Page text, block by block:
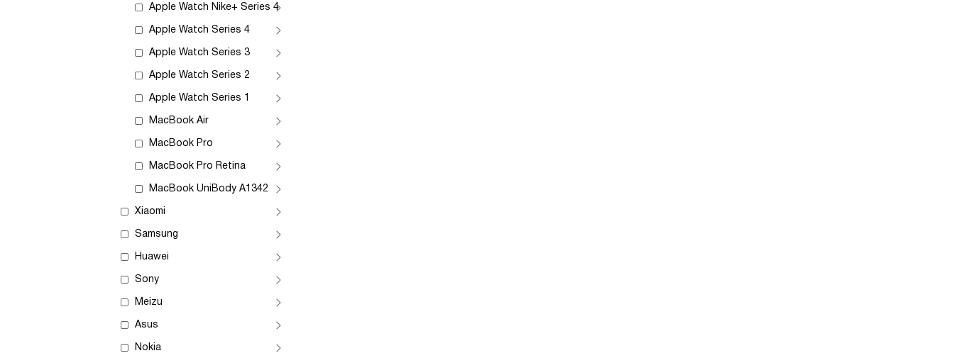
Apple Watch Nike+ Series 4
Apple Watch Series 4
Apple Watch Series 3
Apple Watch Series 2
Apple Watch Series 1
MacBook Air
MacBook Pro
MacBook Pro Retina
MacBook UniBody A1342
Xiaomi
Samsung
Huawei
Sony
Meizu
Asus
Nokia